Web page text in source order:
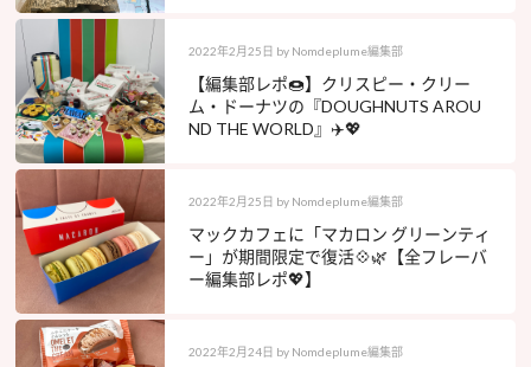
2022年2月25日 by Nomdeplume編集部
【編集部レポ🍩】クリスピー・クリー
ム・ドーナツの『DOUGHNUTS AROU
ND THE WORLD』✈️💖
2022年2月25日 by Nomdeplume編集部
マックカフェに「マカロン グリーンティ
ー」が期間限定で復活💠🌿【全フレーバ
ー編集部レポ💖】
2022年2月24日 by Nomdeplume編集部